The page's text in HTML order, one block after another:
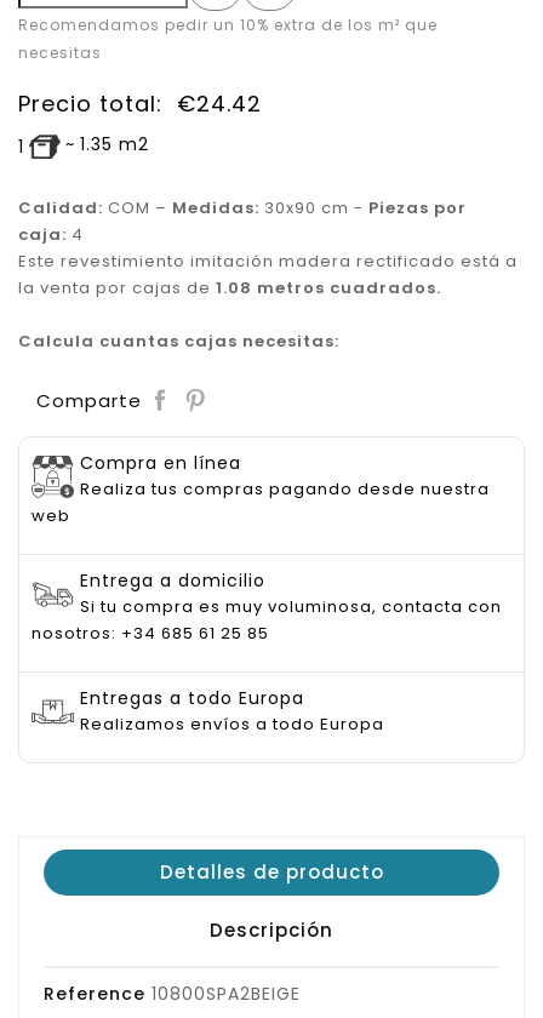
Recomendamos pedir un 10% extra de los m² que
necesitas
Precio total: €24.42
1 ~ 1.35 m2
Calidad: COM – Medidas: 30x90 cm - Piezas por
caja: 4
Este revestimiento imitación madera rectificado está a
la venta por cajas de 1.08 metros cuadrados.
Calcula cuantas cajas necesitas:
Comparte
Compra en línea
Realiza tus compras pagando desde nuestra
web
Entrega a domicilio
Si tu compra es muy voluminosa, contacta con
nosotros: +34 685 61 25 85
Entregas a todo Europa
Realizamos envíos a todo Europa
Detalles de producto
Descripción
Reference 10800SPA2BEIGE